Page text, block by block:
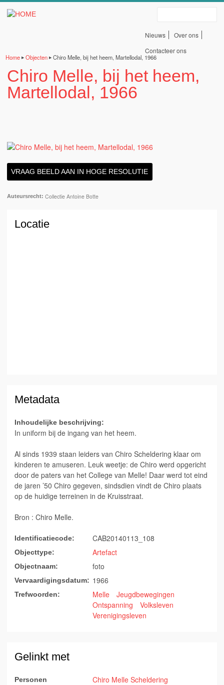
Overslaan en naar de algemene inhoud gaan
Zoeken
Servicelinks
bovenaan
Nieuws
Over ons
Contacteer ons
Erfgoedbank Land Van
U bent hier
Home ▶ Objecten ▶ Chiro Melle, bij het heem, Martellodal, 1966
Chiro Melle, bij het heem,
Martellodal, 1966
VRAAG BEELD AAN IN HOGE RESOLUTIE
Auteursrecht: Collectie Antoine Botte
Locatie
Metadata
Inhoudelijke beschrijving:
In uniform bij de ingang van het heem.
Al sinds 1939 staan leiders van Chiro Scheldering klaar om
kinderen te amuseren. Leuk weetje: de Chiro werd opgericht
door de paters van het College van Melle! Daar werd tot eind
de jaren ’50 Chiro gegeven, sindsdien vindt de Chiro plaats
op de huidige terreinen in de Kruisstraat.
Bron : Chiro Melle.
Identificatiecode: CAB20140113_108
Objecttype: Artefact
Objectnaam: foto
Vervaardigingsdatum: 1966
Trefwoorden: Melle
Jeugdbewegingen
Ontspanning
Volksleven
Verenigingsleven
Gelinkt met
Personen Chiro Melle Scheldering